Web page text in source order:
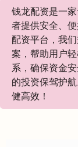
钱龙配资是一
者提供安全、
配资平台，我
案，帮助用户
系，确保资金
的投资保驾护
健高效！